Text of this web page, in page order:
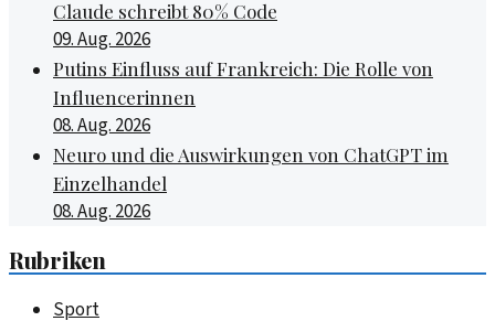
Claude schreibt 80% Code
09. Aug. 2026
Putins Einfluss auf Frankreich: Die Rolle von
Influencerinnen
08. Aug. 2026
Neuro und die Auswirkungen von ChatGPT im
Einzelhandel
08. Aug. 2026
Rubriken
Sport